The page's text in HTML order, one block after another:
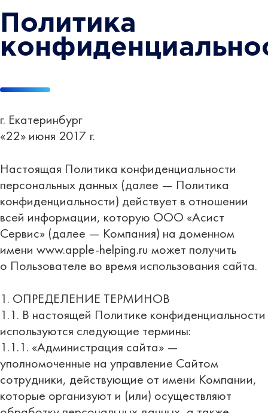
Политика
г. Екатеринбург
«22» июня 2017 г.
Настоящая Политика конфиденциальности
персональных данных (далее — Политика
конфиденциальности) действует в отношении
всей информации, которую ООО «Асист
Сервис» (далее — Компания) на доменном
имени www.apple-helping.ru может получить
о Пользователе во время использования сайта.
1. ОПРЕДЕЛЕНИЕ ТЕРМИНОВ
1.1. В настоящей Политике конфиденциальности
используются следующие термины:
1.1.1. «Администрация сайта» —
уполномоченные на управление Сайтом
сотрудники, действующие от имени Компании,
которые организуют и (или) осуществляют